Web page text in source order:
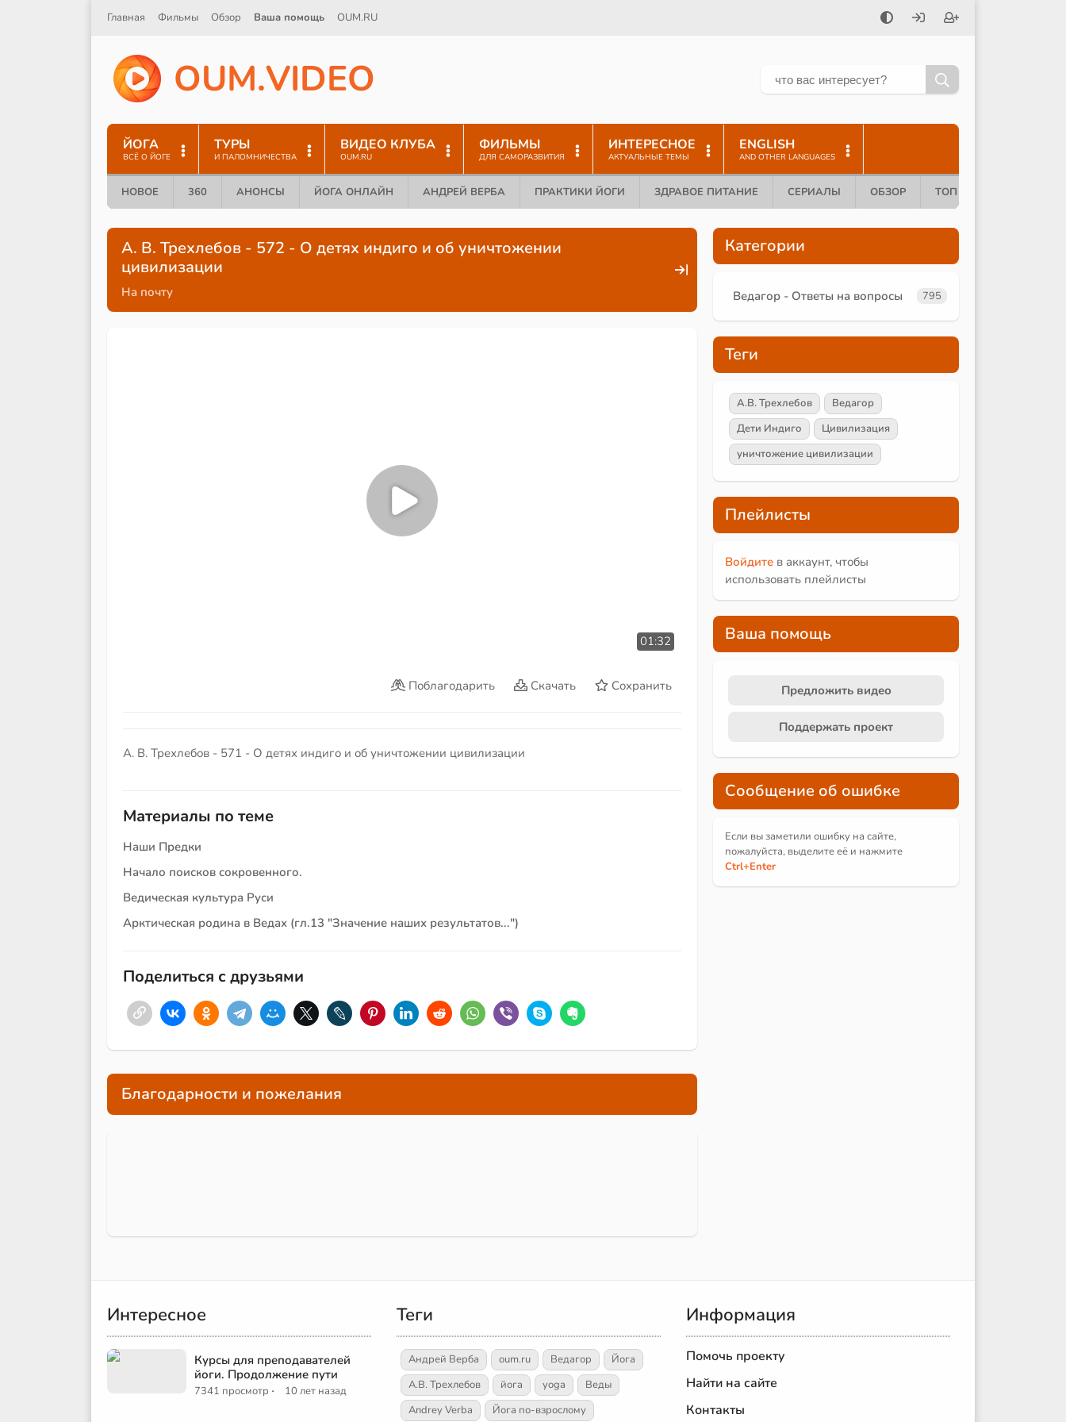
Главная Фильмы Обзор Ваша помощь OUM.RU
OUM.VIDEO
ЙОГА
ВСЁ О ЙОГЕ
ТУРЫ
И ПАЛОМНИЧЕСТВА
ВИДЕО КЛУБА
OUM.RU
ФИЛЬМЫ
ДЛЯ САМОРАЗВИТИЯ
ИНТЕРЕСНОЕ
АКТУАЛЬНЫЕ ТЕМЫ
ENGLISH
AND OTHER LANGUAGES
НОВОЕ 360 АНОНСЫ ЙОГА ОНЛАЙН АНДРЕЙ ВЕРБА ПРАКТИКИ ЙОГИ ЗДРАВОЕ ПИТАНИЕ СЕРИАЛЫ ОБЗОР ТОП 10
А. В. Трехлебов - 572 - О детях индиго и об уничтожении
цивилизации
На почту
01:32
Поблагодарить Скачать Сохранить
А. В. Трехлебов - 571 - О детях индиго и об уничтожении цивилизации
Материалы по теме
Наши Предки
Начало поисков сокровенного.
Ведическая культура Руси
Арктическая родина в Ведах (гл.13 "Значение наших результатов...")
Поделиться с друзьями
Благодарности и пожелания
Категории
Ведагор - Ответы на вопросы 795
Теги
А.В. Трехлебов
Ведагор
Дети Индиго
Цивилизация
уничтожение цивилизации
Плейлисты
Войдите в аккаунт, чтобы
использовать плейлисты
Ваша помощь
Предложить видео
Поддержать проект
Сообщение об ошибке
Если вы заметили ошибку на сайте,
пожалуйста, выделите её и нажмите
Ctrl+Enter
Интересное
Курсы для преподавателей
йоги. Продолжение пути
7341 просмотр · 10 лет назад
Теги
Андрей Верба oum.ru Ведагор
Йога
А.В. Трехлебов
йога yoga
Веды
Andrey Verba
Йога по-взрослому
Информация
Помочь проекту
Найти на сайте
Контакты